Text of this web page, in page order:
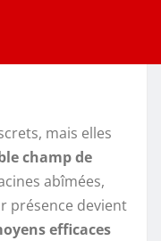
mais elles
champ de
abîmées,
présence devient
efficaces